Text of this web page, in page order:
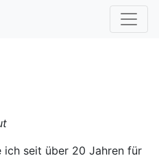
seit über 20 Jahren für